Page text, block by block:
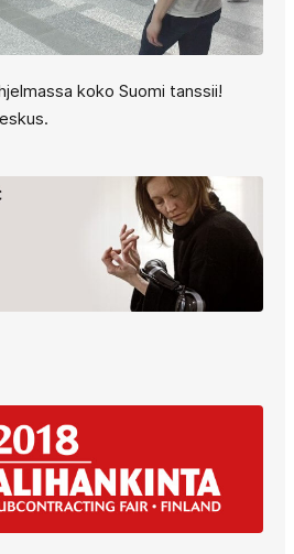
koko Suomi tanssii!